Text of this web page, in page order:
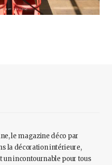
le magazine déco par
la décoration intérieure,
un incontournable pour tous